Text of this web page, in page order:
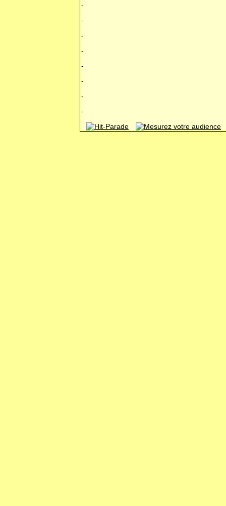
-
-
-
-
-
-
-
-